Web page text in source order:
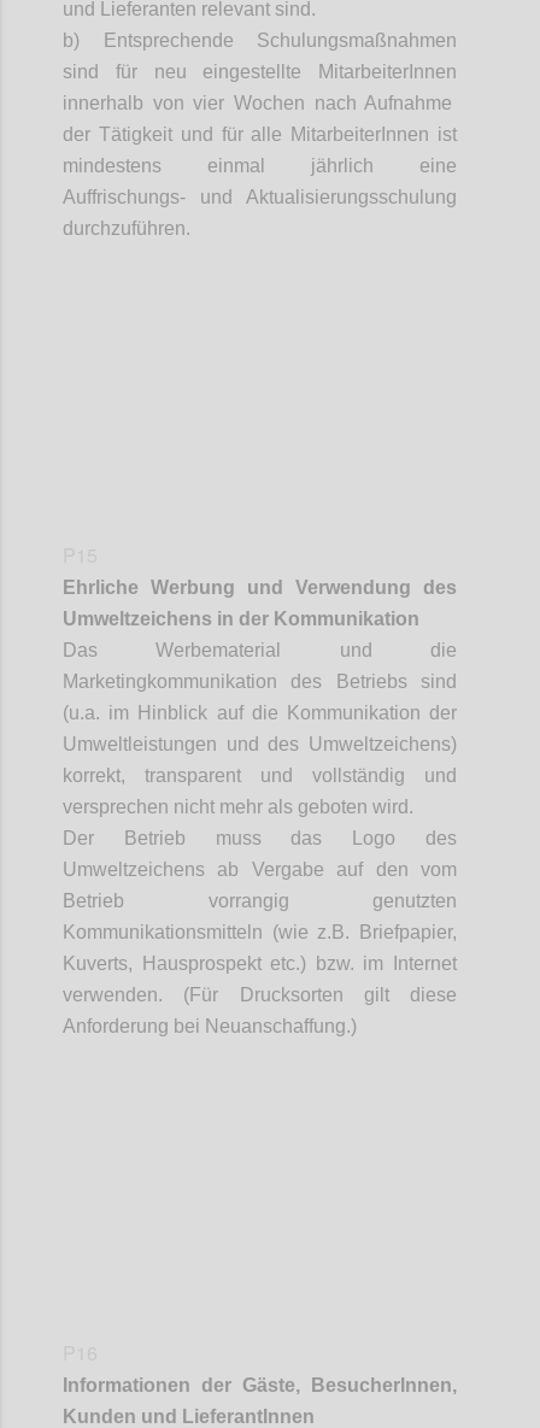
und Lieferanten relevant sind.
b) Entsprechende Schulungsmaßnahmen
sind für neu eingestellte
MitarbeiterInnen
innerhalb von vier Wochen nach Aufnahme
der Tätigkeit und für alle MitarbeiterInnen ist
mindestens einmal jährlich eine
Auffrischungs- und Aktualisierungsschulung
durchzuführen.
Ehrliche Werbung und Verwendung des
Umweltzeichens in der Kommunikation
Das Werbematerial und die
Marketingkommunikation des Betriebs sind
(u.a. im Hinblick auf die Kommunikation der
Umweltleistungen und des Umweltzeichens)
korrekt, transparent und vollständig und
versprechen nicht mehr als geboten wird.
Der Betrieb muss das Logo des
Umweltzeichens ab Vergabe auf den vom
Betrieb vorrangig genutzten
Kommunikationsmitteln (wie z.B. Briefpapier,
Kuverts, Hausprospekt etc.) bzw. im Internet
verwenden. (Für Drucksorten gilt diese
Anforderung bei Neuanschaffung.)
Informationen der Gäste, BesucherInnen,
Kunden und LieferantInnen